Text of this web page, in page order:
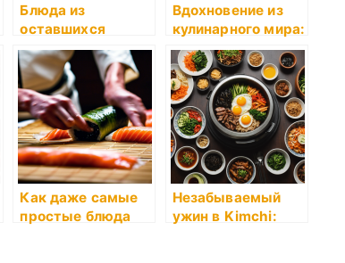
Блюда из
оставшихся
продуктов
Вдохновение из
кулинарного мира:
дальше просто
некуда
Как даже самые
простые блюда
Незабываемый
ужин в Kimchi: